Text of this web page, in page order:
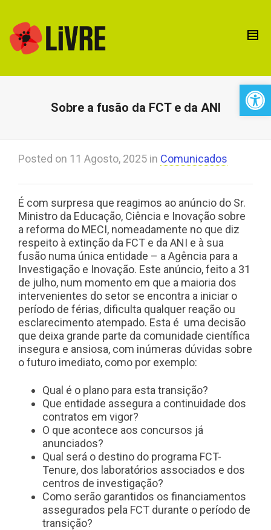
Sobre a fusão da FCT e da ANI
Posted on 11 Agosto, 2025 in Comunicados
É com surpresa que reagimos ao anúncio do Sr.
Ministro da Educação, Ciência e Inovação sobre
a reforma do MECI, nomeadamente no que diz
respeito à extinção da FCT e da ANI e à sua
fusão numa única entidade – a Agência para a
Investigação e Inovação. Este anúncio, feito a 31
de julho, num momento em que a maioria dos
intervenientes do setor se encontra a iniciar o
período de férias, dificulta qualquer reação ou
esclarecimento atempado. Esta é uma decisão
que deixa grande parte da comunidade científica
insegura e ansiosa, com inúmeras dúvidas sobre
o futuro imediato, como por exemplo:
Qual é o plano para esta transição?
Que entidade assegura a continuidade dos
contratos em vigor?
O que acontece aos concursos já
anunciados?
Qual será o destino do programa FCT-
Tenure, dos laboratórios associados e dos
centros de investigação?
Como serão garantidos os financiamentos
assegurados pela FCT durante o período de
transição?